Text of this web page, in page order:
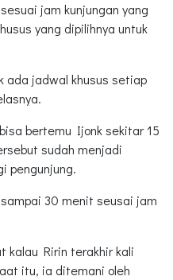
jam kunjungan yang
yang dipilihnya untuk
ada jadwal khusus setiap
bertemu Ijonk sekitar 15
sudah menjadi
pengunjung.
30 menit seusai jam
kalau Ririn terakhir kali
itu, ia ditemani oleh